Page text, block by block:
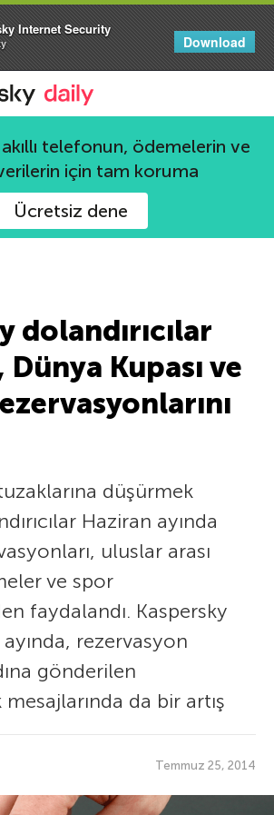
Internet Security
Download
Kaspersky Resmi Blogu
telefonun, ödemelerin ve
için tam koruma
Ücretsiz dene
dolandırıcılar
Kupası ve
tuzaklarına düşürmek
Haziran ayında
uluslar arası
ve spor
faydalandı. Kaspersky
rezervasyon
gönderilen
mesajlarında da bir artış
Temmuz 25, 2014